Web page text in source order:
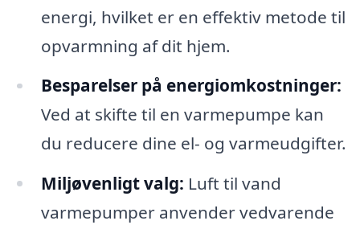
energi, hvilket er en effektiv metode til
opvarmning af dit hjem.
Besparelser på energiomkostninger:
Ved at skifte til en varmepumpe kan
du reducere dine el- og varmeudgifter.
Miljøvenligt valg: Luft til vand
varmepumper anvender vedvarende